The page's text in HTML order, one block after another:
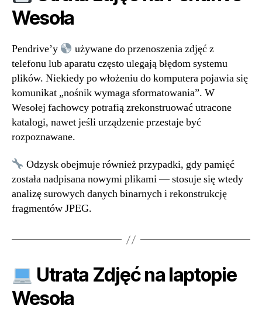
Wesoła
Pendrive’y
używane do przenoszenia zdjęć z
telefonu lub aparatu często ulegają błędom systemu
plików. Niekiedy po włożeniu do komputera pojawia się
komunikat „nośnik wymaga sformatowania”. W
Wesołej fachowcy potrafią zrekonstruować utracone
katalogi, nawet jeśli urządzenie przestaje być
rozpoznawane.
Odzysk obejmuje również przypadki, gdy pamięć
została nadpisana nowymi plikami — stosuje się wtedy
analizę surowych danych binarnych i rekonstrukcję
fragmentów JPEG.
Utrata Zdjęć na laptopie
Wesoła